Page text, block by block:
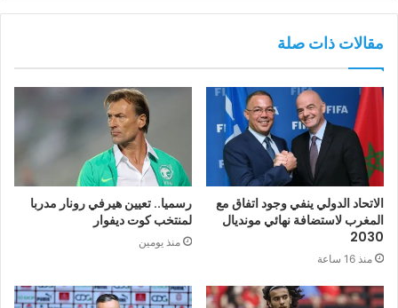
مقالات ذات صلة
الاتحاد الدولي ينفي وجود اتفاق مع
المغرب لاستضافة نهائي مونديال
2030
منذ 16 ساعة
رسميا.. تعيين هيرفي رونار مدربا
لمنتخب كوت ديفوار
منذ يومين